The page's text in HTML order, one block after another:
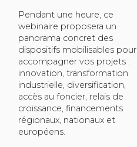
Pendant une heure, ce
webinaire proposera un
panorama concret des
dispositifs mobilisables pour
accompagner vos projets :
innovation, transformation
industrielle, diversification,
accès au foncier, relais de
croissance, financements
régionaux, nationaux et
européens.